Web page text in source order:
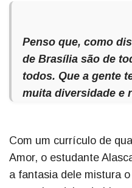
Penso que, como
de Brasília são de
todos. Que a gente
muita diversidade e
Com um currículo de
Amor, o estudante
a fantasia dele mistura